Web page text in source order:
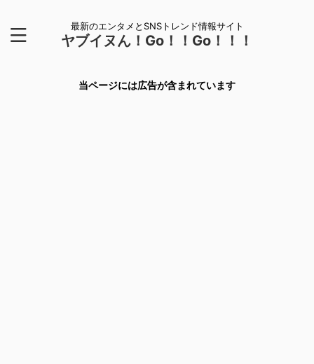
最新のエンタメとSNSトレンド情報サイト
ヤブイヌん！Go！！Go！！！
当ページには広告が含まれています